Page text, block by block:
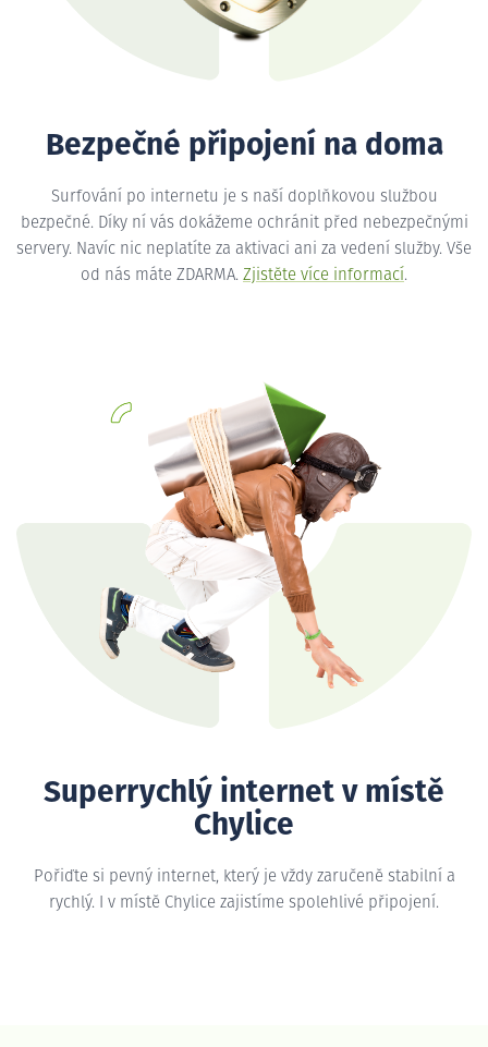
Bezpečné připojení na doma
Surfování po internetu je s naší doplňkovou službou
bezpečné. Díky ní vás dokážeme ochránit před nebezpečnými
servery. Navíc nic neplatíte za aktivaci ani za vedení služby. Vše
od nás máte ZDARMA. Zjistěte více informací.
Superrychlý internet v místě
Chylice
Pořiďte si pevný internet, který je vždy zaručeně stabilní a
rychlý. I v místě Chylice zajistíme spolehlivé připojení.